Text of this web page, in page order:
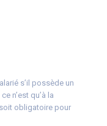
s’il possède un
n’est qu’à la
obligatoire pour